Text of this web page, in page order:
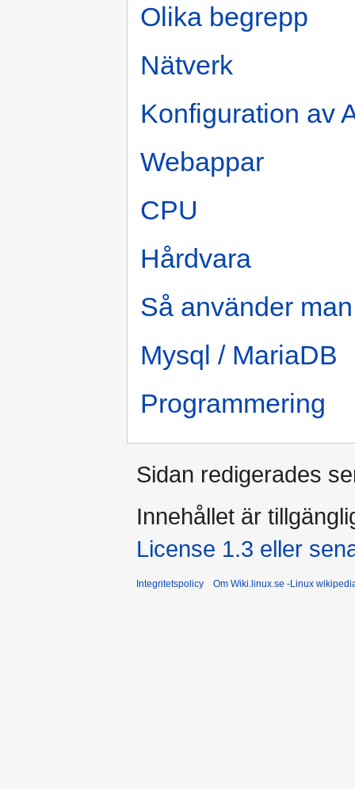
Olika begrepp
Nätverk
Konfiguration av
Webappar
CPU
Hårdvara
Så använder
Mysql / MariaDB
Programmering
Sidan redigerades
Innehållet är
License 1.3 eller
Integritetspolicy Om Wiki.linux.se -Linux